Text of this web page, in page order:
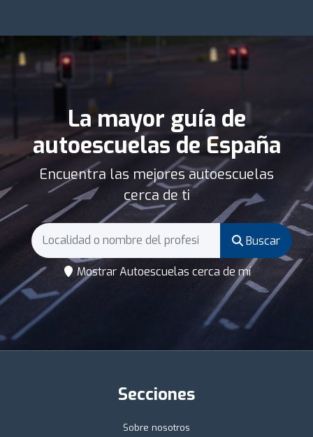
La mayor guía de
autoescuelas de España
Encuentra las mejores autoescuelas
cerca de ti
Buscar
Mostrar Autoescuelas cerca de mí
Secciones
Sobre nosotros